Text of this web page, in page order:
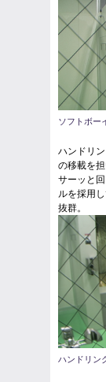
ソフトボ
ハンドリ
の移載を担
サーッと
ルを採用
抜群。
ハンドリン